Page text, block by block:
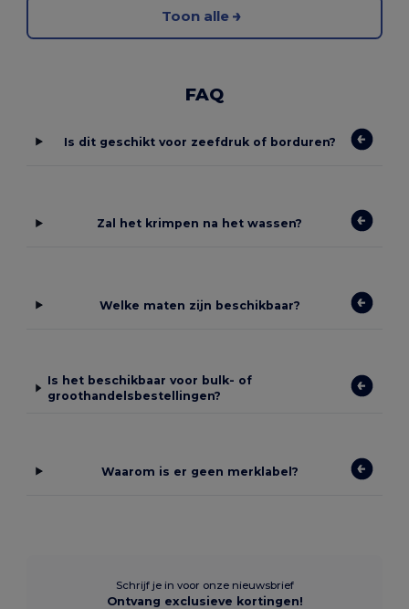
Toon alle
FAQ
Is dit geschikt voor zeefdruk of borduren?
Zal het krimpen na het wassen?
Welke maten zijn beschikbaar?
Is het beschikbaar voor bulk- of
groothandelsbestellingen?
Waarom is er geen merklabel?
Schrijf je in voor onze nieuwsbrief
Ontvang exclusieve kortingen!